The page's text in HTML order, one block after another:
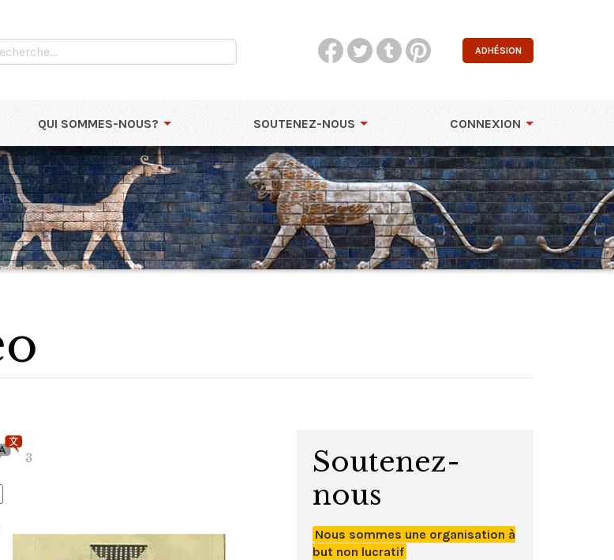
ADHÉSION
QUI SOMMES-NOUS? SOUTENEZ-NOUS CONNEXION
3
Soutenez-
nous
Nous sommes une organisation à
but non lucratif